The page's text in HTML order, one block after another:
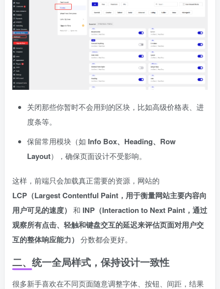
关闭那些你暂时不会用到的区块，比如高级价格表、进
度条等。
保留常用模块（如 Info Box、Heading、Row
Layout），确保页面设计不受影响。
这样，前端只会加载真正需要的资源，网站的
LCP（Largest Contentful Paint， 用于衡量网站主要内容向
用户可见的速度） 和 INP（Interaction to Next Paint，通过
观察所有点击、轻触和键盘交互的延迟来评估页面对用户交
互的整体响应能力）
分数都会更好。
二、统一全局样式，保持设计一致性
很多新手喜欢在不同页面随意调整字体、按钮、间距，结果